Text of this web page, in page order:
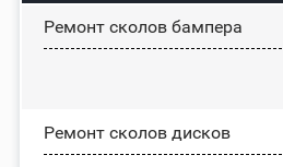
Ремонт сколов бампера
Ремонт сколов дисков